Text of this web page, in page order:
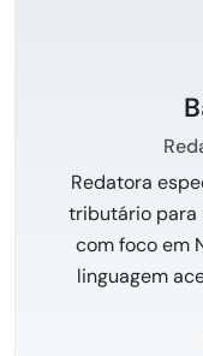
Redatora
tributário para
com foco em
linguagem